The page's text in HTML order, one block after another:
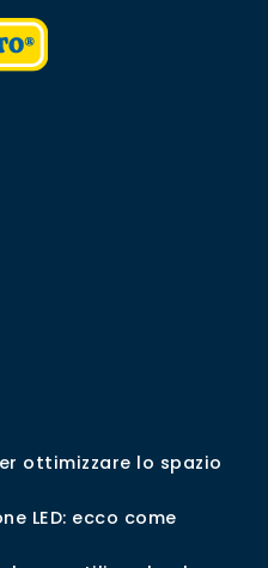
ottimizzare lo spazio
LED: ecco come